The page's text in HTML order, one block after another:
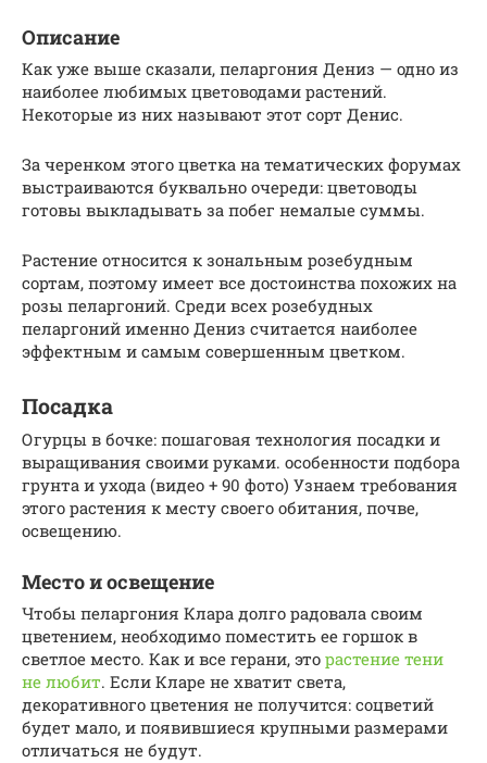
Описание
Как уже выше сказали, пеларгония Дениз — одно из
наиболее любимых цветоводами растений.
Некоторые из них называют этот сорт Денис.
За черенком этого цветка на тематических форумах
выстраиваются буквально очереди: цветоводы
готовы выкладывать за побег немалые суммы.
Растение относится к зональным розебудным
сортам, поэтому имеет все достоинства похожих на
розы пеларгоний. Среди всех розебудных
пеларгоний именно Дениз считается наиболее
эффектным и самым совершенным цветком.
Посадка
Огурцы в бочке: пошаговая технология посадки и
выращивания своими руками. особенности подбора
грунта и ухода (видео + 90 фото) Узнаем требования
этого растения к месту своего обитания, почве,
освещению.
Место и освещение
Чтобы пеларгония Клара долго радовала своим
цветением, необходимо поместить ее горшок в
светлое место. Как и все герани, это растение тени
не любит. Если Кларе не хватит света,
декоративного цветения не получится: соцветий
будет мало, и появившиеся крупными размерами
отличаться не будут.